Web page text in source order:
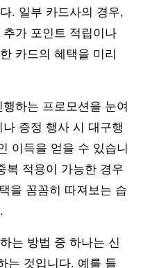
. 일부 카드사의 경우,
가 포인트 적립이나
카드의 혜택을 미리
하는 프로모션을 눈여
증정 행사 시 대구행
이득을 얻을 수 있습니
복 적용이 가능한 경우
을 꼼꼼히 따져보는 습
는 방법 중 하나는 신
는 것입니다. 예를 들